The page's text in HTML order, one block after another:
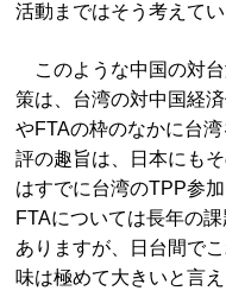
活動まではそう考えて
このような中国の対
策は、台湾の対中国経
やFTAの枠のなかに台
評の趣旨は、日本にも
はすでに台湾のTPP参
FTAについては長年の
ありますが、日台間で
味は極めて大きいと言え